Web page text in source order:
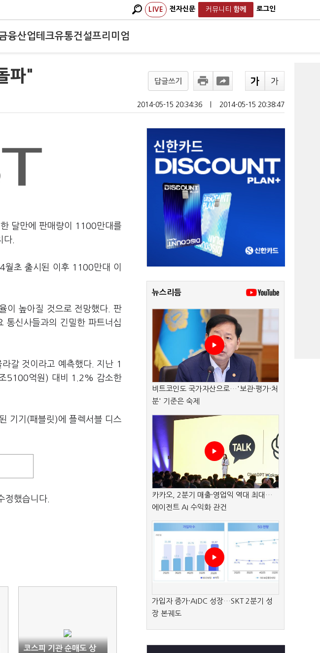
LIVE 전자신문 커뮤니티 함께 로그인
융산업테크유통건설프리미엄
파" 답글쓰기
2014-05-15 20:34:36 2014-05-15 20:38:47
달만에 판매량이 1100만대를
다.
월초 출시된 이후 1100만대 이
이 높아질 것으로 전망했다. 판
통신사들과의 긴밀한 파트너십
갈 것이라고 예측했다. 지난 1
5100억원) 대비 1.2% 감소한
기기(패블릿)에 플렉서블 디스
정했습니다.
코스피 기관 순매도 상
뉴스리듬
비트코인도 국가자산으로…'보관·평가·처
분' 기준은 숙제
카카오, 2분기 매출·영업익 역대 최대…
에이전트 AI 수익화 관건
가입자 증가·AIDC 성장…SKT 2분기 성
장 본궤도